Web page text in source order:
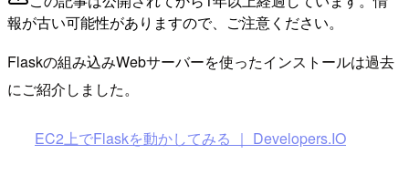
報が古い可能性がありますので、ご注意ください。
Flaskの組み込みWebサーバーを使ったインストールは過去
にご紹介しました。
EC2上でFlaskを動かしてみる ｜ Developers.IO